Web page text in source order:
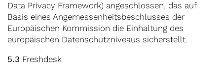
Data Privacy Framework) angeschlossen, das auf
Basis eines Angemessenheitsbeschlusses der
Europäischen Kommission die Einhaltung des
europäischen Datenschutzniveaus sicherstellt.
5.3 Freshdesk